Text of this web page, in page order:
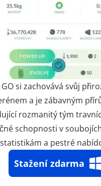
si zachovává svůj
a je zábavným
rozmanitý tým
schopnosti v
a pestré
Stažení zdarma